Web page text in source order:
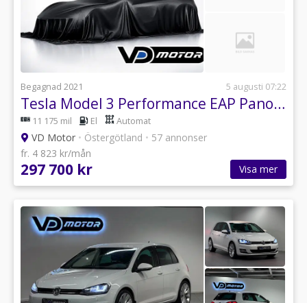
Begagnad 2021 5 augusti 07:22
Tesla Model 3 Performance EAP Panorama 360° Moms 513hk
11 175 mil El Automat
VD Motor • Östergötland • 57 annonser
fr. 4 823 kr/mån
297 700 kr Visa mer